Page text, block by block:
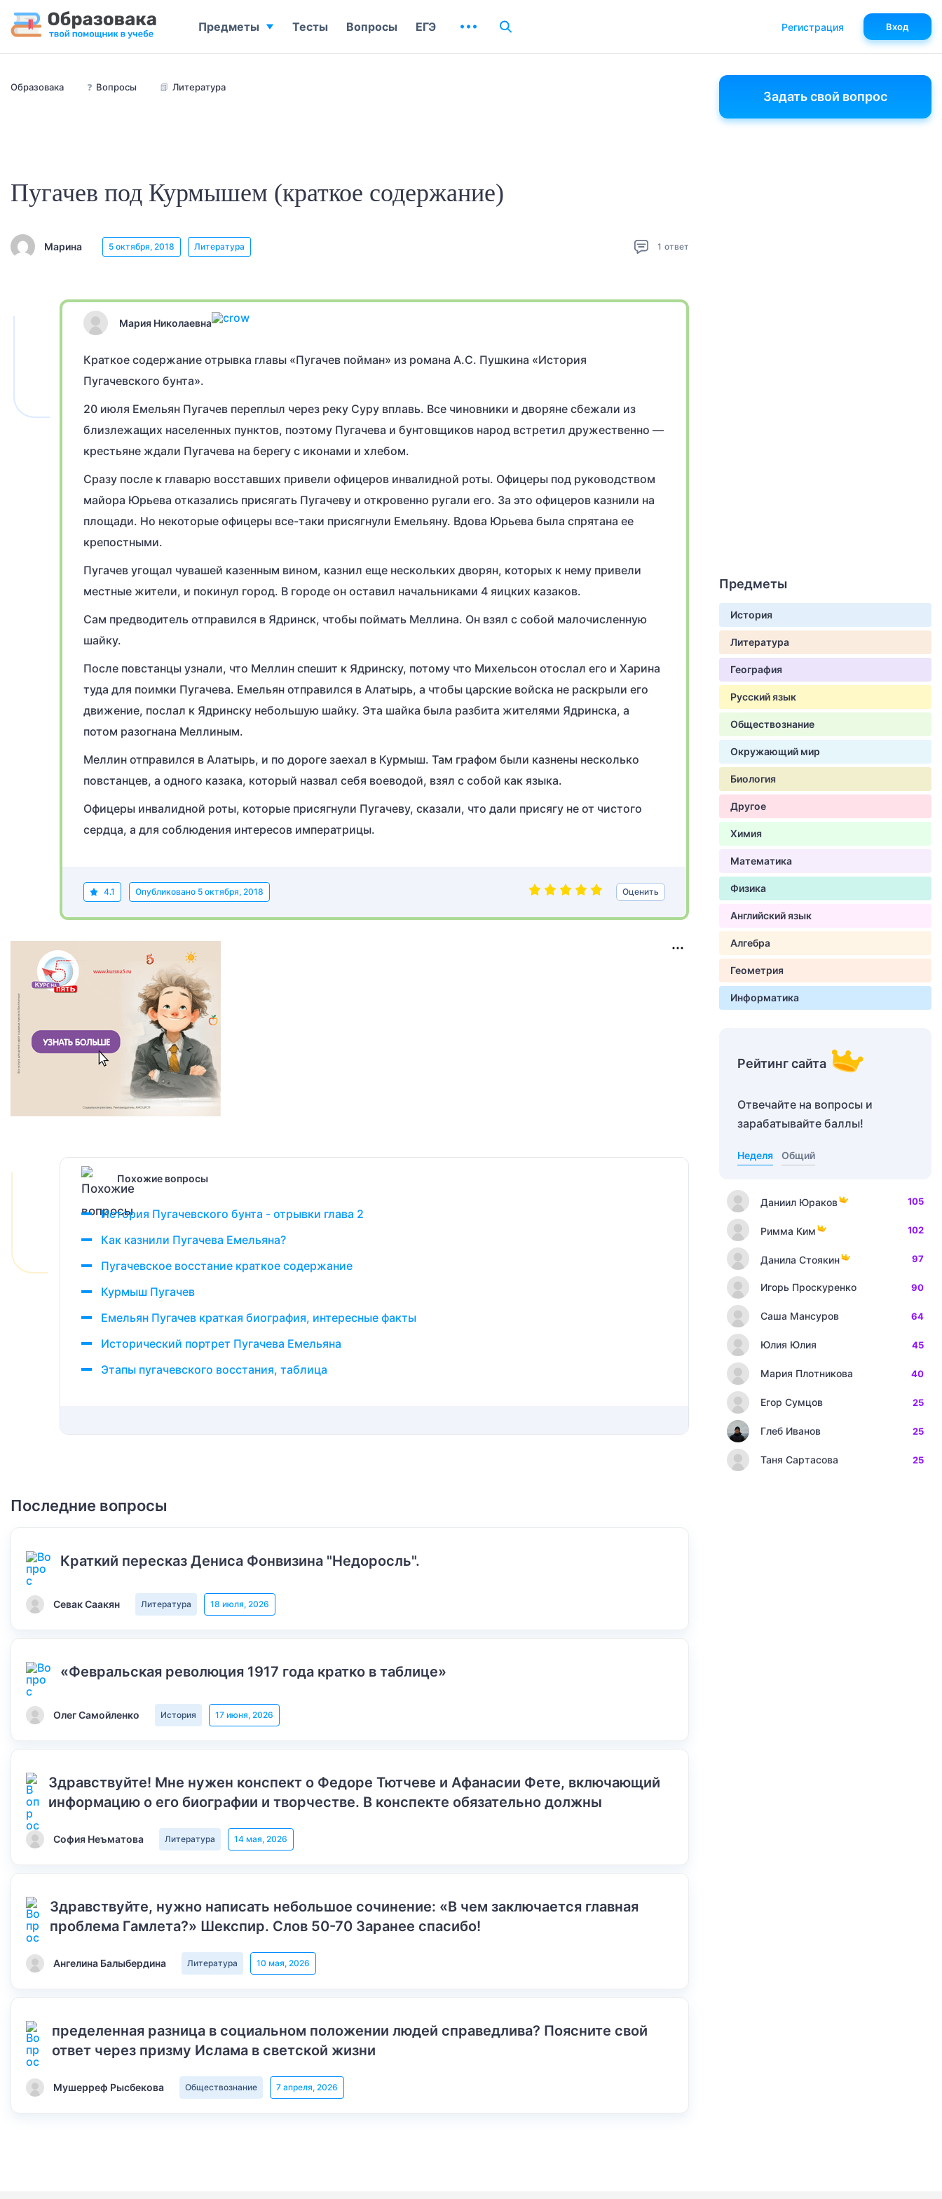
Образовака ❓ Вопросы 📗 Литература
Пугачев под Курмышем (краткое содержание)
Марина 5 октября, 2018 Литература 1 ответ
Мария Николаевна
Краткое содержание отрывка главы «Пугачев пойман» из романа А.С. Пушкина «История
Пугачевского бунта».
20 июля Емельян Пугачев переплыл через реку Суру вплавь. Все чиновники и дворяне сбежали из
близлежащих населенных пунктов, поэтому Пугачева и бунтовщиков народ встретил дружественно —
крестьяне ждали Пугачева на берегу с иконами и хлебом.
Сразу после к главарю восставших привели офицеров инвалидной роты. Офицеры под руководством
майора Юрьева отказались присягать Пугачеву и откровенно ругали его. За это офицеров казнили на
площади. Но некоторые офицеры все-таки присягнули Емельяну. Вдова Юрьева была спрятана ее
крепостными.
Пугачев угощал чувашей казенным вином, казнил еще нескольких дворян, которых к нему привели
местные жители, и покинул город. В городе он оставил начальниками 4 яицких казаков.
Сам предводитель отправился в Ядринск, чтобы поймать Меллина. Он взял с собой малочисленную
шайку.
После повстанцы узнали, что Меллин спешит к Ядринску, потому что Михельсон отослал его и Харина
туда для поимки Пугачева. Емельян отправился в Алатырь, а чтобы царские войска не раскрыли его
движение, послал к Ядринску небольшую шайку. Эта шайка была разбита жителями Ядринска, а
потом разогнана Меллиным.
Меллин отправился в Алатырь, и по дороге заехал в Курмыш. Там графом были казнены несколько
повстанцев, а одного казака, который назвал себя воеводой, взял с собой как языка.
Офицеры инвалидной роты, которые присягнули Пугачеву, сказали, что дали присягу не от чистого
сердца, а для соблюдения интересов императрицы.
4.1 Опубликовано 5 октября, 2018 Оценить
Похожие вопросы
История Пугачевского бунта - отрывки глава 2
Как казнили Пугачева Емельяна?
Пугачевское восстание краткое содержание
Курмыш Пугачев
Емельян Пугачев краткая биография, интересные факты
Исторический портрет Пугачева Емельяна
Этапы пугачевского восстания, таблица
Последние вопросы
Краткий пересказ Дениса Фонвизина "Недоросль".
Севак Саакян Литература 18 июля, 2026
«Февральская революция 1917 года кратко в таблице»
Олег Самойленко История 17 июня, 2026
Здравствуйте! Мне нужен конспект о Федоре Тютчеве и Афанасии Фете, включающий
информацию о его биографии и творчестве. В конспекте обязательно должны
София Неъматова Литература 14 мая, 2026
Здравствуйте, нужно написать небольшое сочинение: «В чем заключается главная
проблема Гамлета?» Шекспир. Слов 50-70 Заранее спасибо!
Ангелина Балыбердина Литература 10 мая, 2026
пределенная разница в социальном положении людей справедлива? Поясните свой
ответ через призму Ислама в светской жизни
Мушерреф Рысбекова Обществознание 7 апреля, 2026
Задать свой вопрос
Предметы
История
Литература
География
Русский язык
Обществознание
Окружающий мир
Биология
Другое
Химия
Математика
Физика
Английский язык
Алгебра
Геометрия
Информатика
Рейтинг сайта
Отвечайте на вопросы и
зарабатывайте баллы!
Неделя Общий
Даниил Юраков 105
Римма Ким 102
Данила Стоякин 97
Игорь Проскуренко 90
Саша Мансуров 64
Юлия Юлия 45
Мария Плотникова 40
Егор Сумцов 25
Глеб Иванов 25
Таня Сартасова 25
Предметы Тесты Вопросы ЕГЭ Регистрация Вход